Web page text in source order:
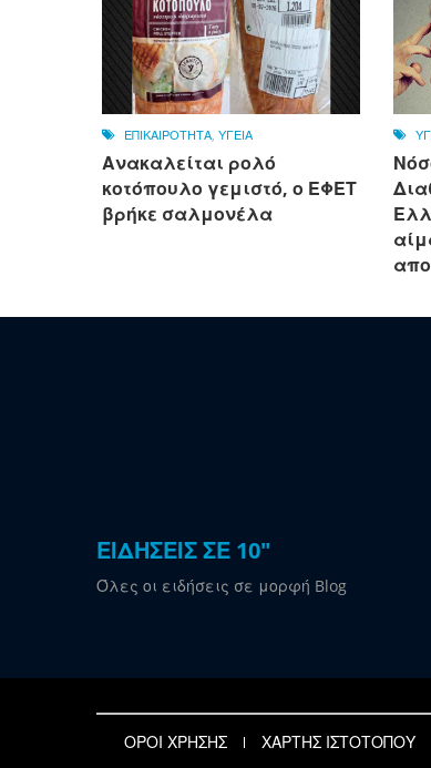
ΕΠΙΚΑΙΡΟΤΗΤΑ, ΥΓΕΙΑ
Ανακαλείται ρολό
κοτόπουλο γεμιστό, ο ΕΦΕΤ
βρήκε σαλμονέλα
ΕΙΔΗΣΕΙΣ ΣΕ 10"
Όλες οι ειδήσεις σε μορφή Blog
ΟΡΟΙ ΧΡΗΣΗΣ ΧΑΡΤΗΣ ΙΣΤΟΤΟΠΟΥ